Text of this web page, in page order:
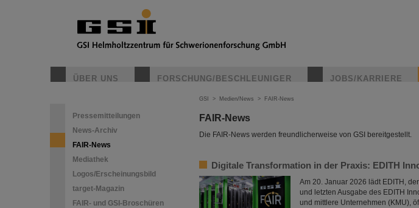
ÜBER UNS FORSCHUNG/BESCHLEUNIGER JOBS/KARRIERE
Pressemitteilungen
News-Archiv
FAIR-News
Mediathek
Logos/Erscheinungsbild
target-Magazin
FAIR- und GSI-Broschüren
GSI > Medien/News > FAIR-News
FAIR-News
Die FAIR-News werden freundlicherweise von GSI bereitgestellt.
Digitale Transformation in der Praxis: EDITH
Am 20. Januar 2026 lädt EDITH,
und letzten Ausgabe des EDITH
und mittlere Unternehmen (KMU),